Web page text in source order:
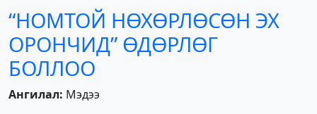
“НОМТОЙ НӨХӨРЛӨСӨН ЭХ
ОРОНЧИД” ӨДӨРЛӨГ
БОЛЛОО
Ангилал: Мэдээ